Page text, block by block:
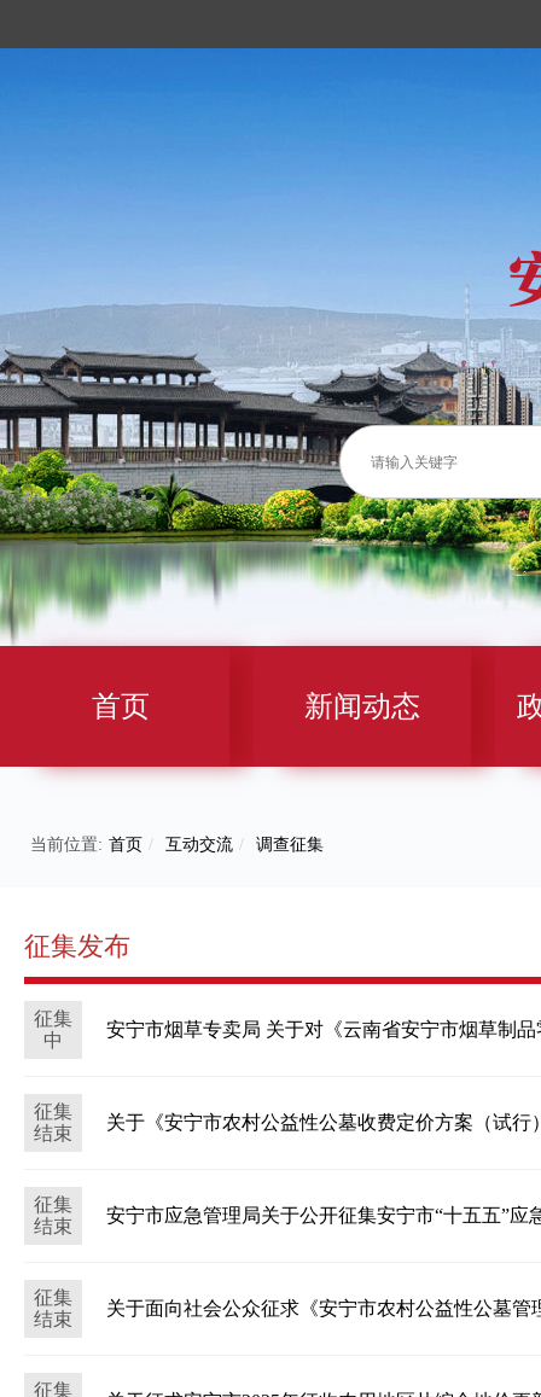
首页 新闻动态
当前位置: 首页 / 互动交流 / 调查征集
征集发布
征集
中
安宁市烟草专卖局 关于对《云南省安宁市烟草制
2026-08-03
征集
结束
关于《安宁市农村公益性公墓收费定价方案（试行
2025-09-30
征集
结束
安宁市应急管理局关于公开征集安宁市“十五五”应
2025-09-28
征集
结束
征集